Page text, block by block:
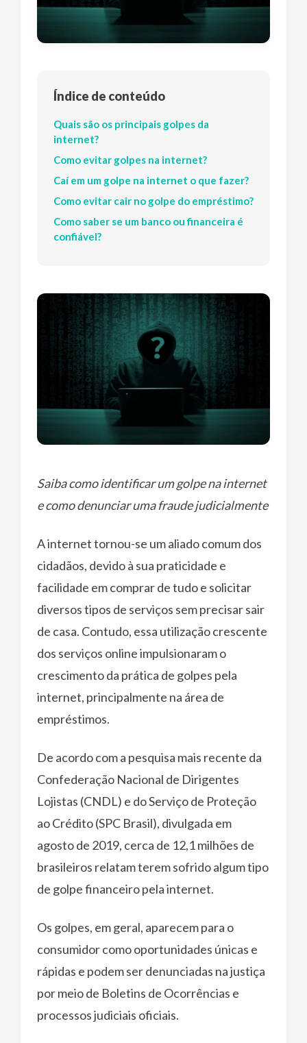
Índice de conteúdo
Quais são os principais golpes da
internet?
Como evitar golpes na internet?
Caí em um golpe na internet o que fazer?
Como evitar cair no golpe do empréstimo?
Como saber se um banco ou financeira é
confiável?
Saiba como identificar um golpe na internet
e como denunciar uma fraude judicialmente
A internet tornou-se um aliado comum dos
cidadãos, devido à sua praticidade e
facilidade em comprar de tudo e solicitar
diversos tipos de serviços sem precisar sair
de casa. Contudo, essa utilização crescente
dos serviços online impulsionaram o
crescimento da prática de golpes pela
internet, principalmente na área de
empréstimos.
De acordo com a pesquisa mais recente da
Confederação Nacional de Dirigentes
Lojistas (CNDL) e do Serviço de Proteção
ao Crédito (SPC Brasil), divulgada em
agosto de 2019, cerca de 12,1 milhões de
brasileiros relatam terem sofrido algum tipo
de golpe financeiro pela internet.
Os golpes, em geral, aparecem para o
consumidor como oportunidades únicas e
rápidas e podem ser denunciadas na justiça
por meio de Boletins de Ocorrências e
processos judiciais oficiais.